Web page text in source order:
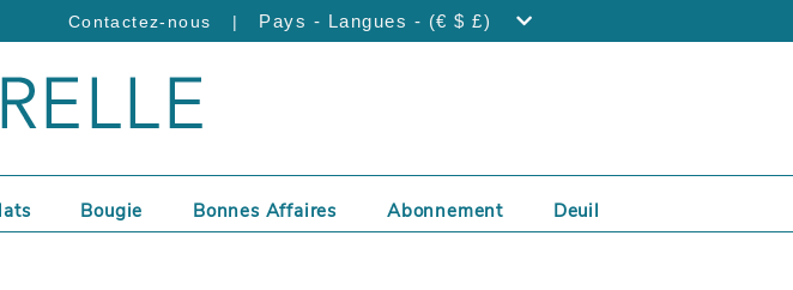
Contactez-nous | Pays - Langues - (€ $ £)
Bougie Bonnes Affaires Abonnement Deuil